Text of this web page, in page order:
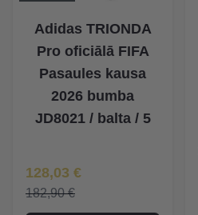
Adidas TRIONDA
Pro oficiālā FIFA
Pasaules kausa
2026 bumba
JD8021 / balta / 5
Īpaša Cena
128,03 €
182,90 €